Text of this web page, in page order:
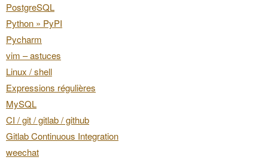
PostgreSQL
Python » PyPI
Pycharm
vim – astuces
Linux / shell
Expressions régulières
MySQL
CI / git / gitlab / github
Gitlab Continuous Integration
weechat